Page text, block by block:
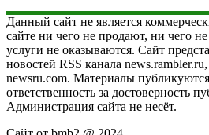
Данный сайт не является
сайте ни чего не продают, ни чего
услуги не оказываются. Сайт
новостей RSS канала
newsru.com. Материалы
ответственность за достоверность
Администрация сайта не несёт.